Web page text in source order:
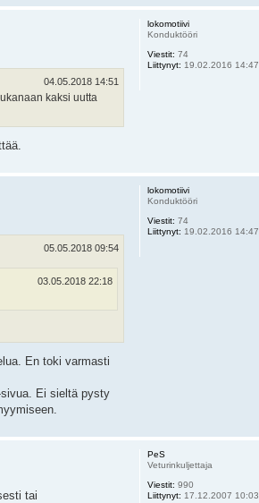
lokomotiivi
Konduktööri
Viestit: 74
Liittynyt: 19.02.2016 14:47
04.05.2018 14:51
kaksi uutta
lokomotiivi
Konduktööri
Viestit: 74
Liittynyt: 19.02.2016 14:47
05.05.2018 09:54
03.05.2018 22:18
En toki varmasti
Ei sieltä pysty
PeS
Veturinkuljettaja
Viestit: 990
Liittynyt: 17.12.2007 10:03
tai